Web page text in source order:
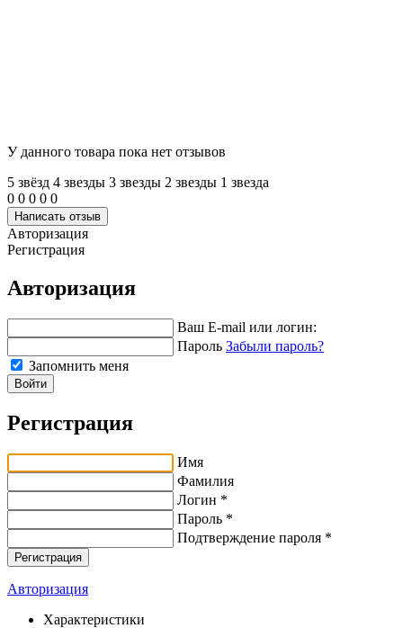
У данного товара пока нет отзывов
5 звёзд 4 звeзды 3 звeзды 2 звeзды 1 звeзда
0 0 0 0 0
Написать отзыв
Авторизация
Регистрация
Авторизация
Ваш E-mail или логин:
Пароль Забыли пароль?
Запомнить меня
Войти
Регистрация
Имя
Фамилия
Логин *
Пароль *
Подтверждение пароля *
Авторизация
Характеристики